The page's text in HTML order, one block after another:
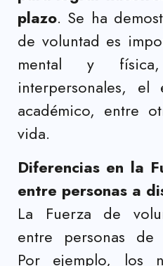
plazo. Se ha
de voluntad es
mental y
interpersonales,
académico, entre
vida.
Diferencias en la
entre personas a
La Fuerza de
entre personas de
Por ejemplo, los